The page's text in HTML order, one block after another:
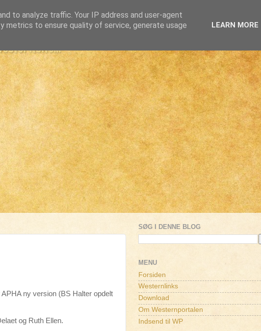
ny version (BS Halter opdelt
og Ruth Ellen.
SØG I DENNE BLOG
MENU
Forsiden
Westernlinks
Download
Om Westernportalen
Indsend til WP
to analyze traffic. Your IP address and user-agent
metrics to ensure quality of service, generate usage
LEARN MORE